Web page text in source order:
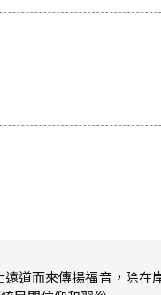
道而來傳揚福音，除在